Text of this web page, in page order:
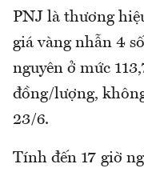
PNJ là thương
giá vàng nhẫn 4
nguyên ở mức
đồng/lượng,
23/6.
Tính đến 17 giờ